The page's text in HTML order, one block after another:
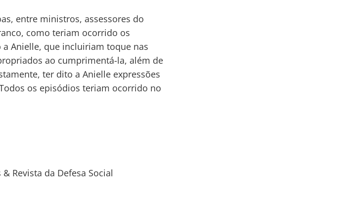
entre ministros, assessores do
como teriam ocorrido os
Anielle, que incluiriam toque nas
ao cumprimentá-la, além de
ter dito a Anielle expressões
os episódios teriam ocorrido no
Revista da Defesa Social